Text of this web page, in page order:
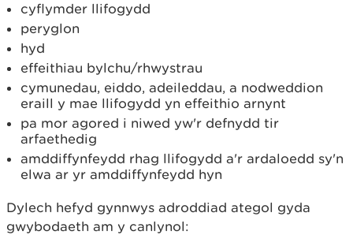
cyflymder llifogydd
peryglon
hyd
effeithiau bylchu/rhwystrau
cymunedau, eiddo, adeileddau, a nodweddion
eraill y mae llifogydd yn effeithio arnynt
pa mor agored i niwed yw'r defnydd tir
arfaethedig
amddiffynfeydd rhag llifogydd a'r ardaloedd sy'n
elwa ar yr amddiffynfeydd hyn
Dylech hefyd gynnwys adroddiad ategol gyda
gwybodaeth am y canlynol: